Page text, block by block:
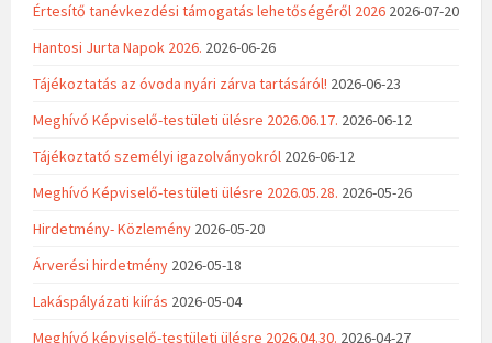
Értesítő tanévkezdési támogatás lehetőségéről 2026 2026-07-20
Hantosi Jurta Napok 2026. 2026-06-26
Tájékoztatás az óvoda nyári zárva tartásáról! 2026-06-23
Meghívó Képviselő-testületi ülésre 2026.06.17. 2026-06-12
Tájékoztató személyi igazolványokról 2026-06-12
Meghívó Képviselő-testületi ülésre 2026.05.28. 2026-05-26
Hirdetmény- Közlemény 2026-05-20
Árverési hirdetmény 2026-05-18
Lakáspályázati kiírás 2026-05-04
Meghívó képviselő-testületi ülésre 2026.04.30. 2026-04-27